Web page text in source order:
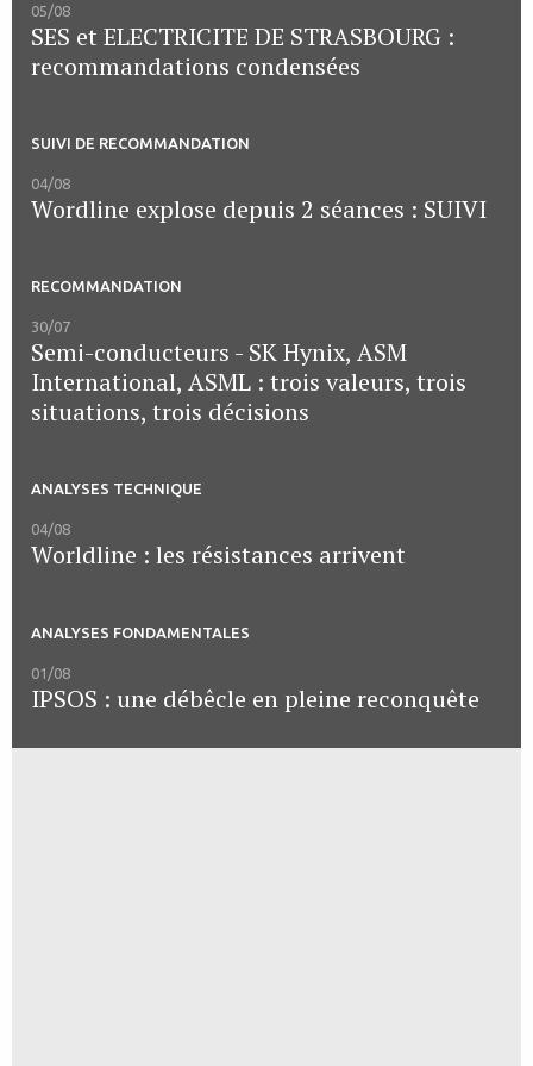
05/08
SES et ELECTRICITE DE STRASBOURG :
recommandations condensées
SUIVI DE RECOMMANDATION
04/08
Wordline explose depuis 2 séances : SUIVI
RECOMMANDATION
30/07
Semi-conducteurs - SK Hynix, ASM
International, ASML : trois valeurs, trois
situations, trois décisions
ANALYSES TECHNIQUE
04/08
Worldline : les résistances arrivent
ANALYSES FONDAMENTALES
01/08
IPSOS : une débêcle en pleine reconquête